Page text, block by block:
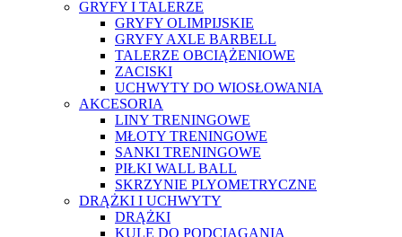
GRYFY I TALERZE
GRYFY OLIMPIJSKIE
GRYFY AXLE BARBELL
TALERZE OBCIĄŻENIOWE
ZACISKI
UCHWYTY DO WIOSŁOWANIA
AKCESORIA
LINY TRENINGOWE
MŁOTY TRENINGOWE
SANKI TRENINGOWE
PIŁKI WALL BALL
SKRZYNIE PLYOMETRYCZNE
DRĄŻKI I UCHWYTY
DRĄŻKI
KULE DO PODCIĄGANIA